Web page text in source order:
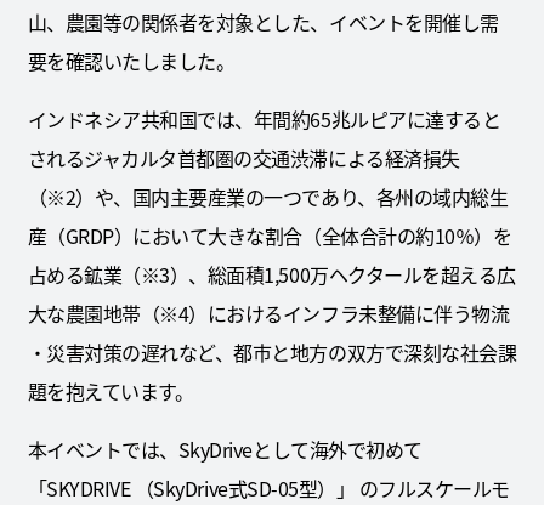
山、農園等の関係者を対象とした、イベントを開催し需
要を確認いたしました。
インドネシア共和国では、年間約65兆ルピアに達すると
されるジャカルタ首都圏の交通渋滞による経済損失
（※2）や、国内主要産業の一つであり、各州の域内総生
産（GRDP）において大きな割合（全体合計の約10％）を
占める鉱業（※3）、総面積1,500万ヘクタールを超える広
大な農園地帯（※4）におけるインフラ未整備に伴う物流
・災害対策の遅れなど、都市と地方の双方で深刻な社会課
題を抱えています。
本イベントでは、SkyDriveとして海外で初めて
「SKYDRIVE （SkyDrive式SD-05型）」 のフルスケールモ